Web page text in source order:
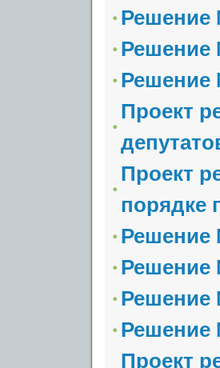
Решение
Решение
Решение
Проект
Проект
порядке
Решение
Решение
Решение
Решение
Проект